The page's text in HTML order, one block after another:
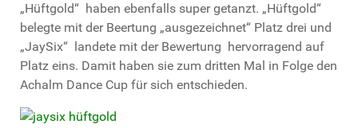
„Hüftgold“ haben ebenfalls super getanzt. „Hüftgold“
belegte mit der Beertung „ausgezeichnet“ Platz drei und
„JaySix“ landete mit der Bewertung hervorragend auf
Platz eins. Damit haben sie zum dritten Mal in Folge den
Achalm Dance Cup für sich entschieden.